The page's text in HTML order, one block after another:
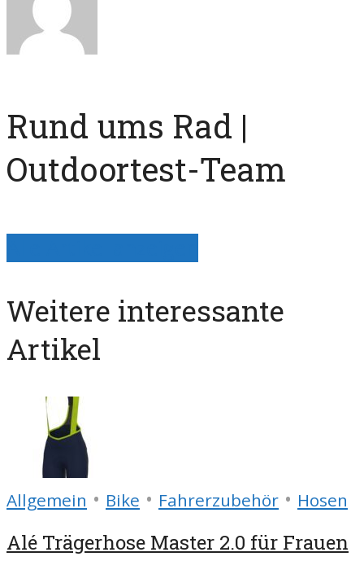
Rund ums Rad |
Outdoortest-Team
Weitere interessante
Artikel
Allgemein • Bike • Fahrerzubehör • Hosen
Alé Trägerhose Master 2.0 für Frauen